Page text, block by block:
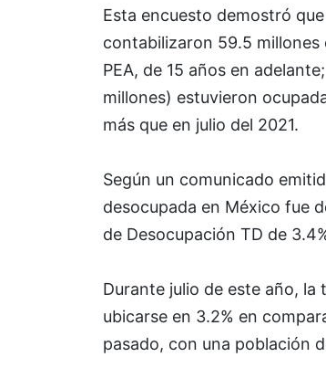
Esta encuesto demostró
contabilizaron 59.5 millones
PEA, de 15 años en
millones) estuvieron
más que en julio del 2021.
Según un comunicado
desocupada en México fue
de Desocupación TD de
Durante julio de este año, la
ubicarse en 3.2% en
pasado, con una población